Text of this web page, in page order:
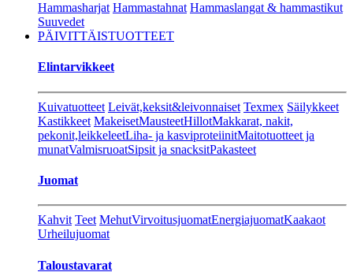
Hammasharjat Hammastahnat Hammaslangat & hammastikut
Suuvedet
PÄIVITTÄISTUOTTEET
Elintarvikkeet
Kuivatuotteet Leivät,keksit&leivonnaiset Texmex Säilykkeet
Kastikkeet MakeisetMausteetHillotMakkarat, nakit,
pekonit,leikkeleetLiha- ja kasviproteiinitMaitotuotteet ja
munatValmisruoatSipsit ja snacksitPakasteet
Juomat
Kahvit Teet MehutVirvoitusjuomatEnergiajuomatKaakaot
Urheilujuomat
Taloustavarat